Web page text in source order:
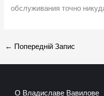
обслуживания точно
← Попередній Запис
О Владиславе Вавилове